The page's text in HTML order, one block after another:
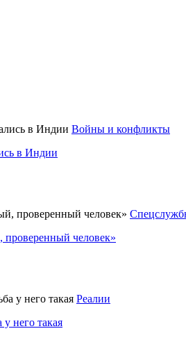
Войны и конфликты
в Индии
человек»
Реалии
него такая